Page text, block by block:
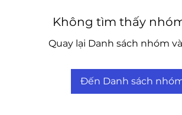
Không tìm thấy
Quay lại Danh sách nhóm
Đến Danh sách